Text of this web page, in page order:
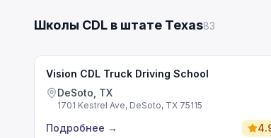
Школы CDL в штате Texas83
Vision CDL Truck Driving School
DeSoto, TX
1701 Kestrel Ave, DeSoto, TX 75115
Подробнее →